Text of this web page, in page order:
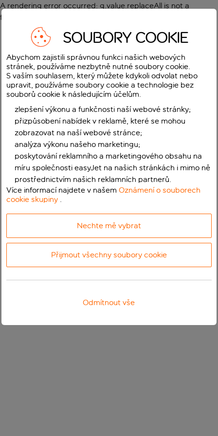
A rendering error occurred: g.value.replaceAll is not a
function
SOUBORY COOKIE
Abychom zajistili správnou funkci našich webových
stránek, používáme nezbytně nutné soubory cookie.
S vaším souhlasem, který můžete kdykoli odvolat nebo
upravit, používáme soubory cookie a technologie bez
souborů cookie k následujícím účelům.
zlepšení výkonu a funkčnosti naší webové stránky;
přizpůsobení nabídek v reklamě, které se mohou
zobrazovat na naší webové stránce;
analýza výkonu našeho marketingu;
poskytování reklamního a marketingového obsahu na
míru společnosti easyJet na našich stránkách i mimo ně
prostřednictvím našich reklamních partnerů.
Více informací najdete v našemOznámení o souborech
cookie skupiny .
Nechte mě vybrat
Přijmout všechny soubory cookie
Odmítnout vše